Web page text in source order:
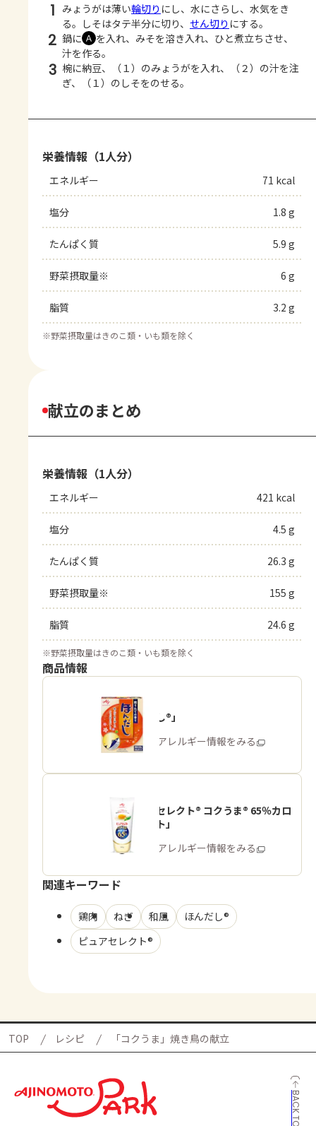
1 みょうがは薄い輪切り にし、水にさらし、水気をき
る。しそはタテ半分に切り、 せん切り にする。
2 鍋に Ａ を入れ、みそを溶き入れ、ひと煮立ちさせ、
汁を作る。
3 椀に納豆、（１）のみょうがを入れ、（２）の汁を注
ぎ、（１）のしそをのせる。
栄養情報（1人分）
エネルギー 71 kcal
塩分 1.8 g
たんぱく質 5.9 g
野菜摂取量※ 6 g
脂質 3.2 g
※野菜摂取量はきのこ類・いも類を除く
献立のまとめ
栄養情報（1人分）
エネルギー 421 kcal
塩分 4.5 g
たんぱく質 26.3 g
野菜摂取量※ 155 g
脂質 24.6 g
※野菜摂取量はきのこ類・いも類を除く
商品情報
「ほんだし®」
商品・アレルギー情報をみる
「ピュアセレクト® コクうま® 65％カロ
リーカット」
商品・アレルギー情報をみる
関連キーワード
鶏肉 ねぎ 和風
ほんだし®
ピュアセレクト®
TOP レシピ 「コクうま」焼き鳥の献立